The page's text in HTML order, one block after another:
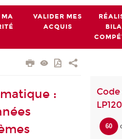
MA
VALIDER MES
ACQUIS
:
60